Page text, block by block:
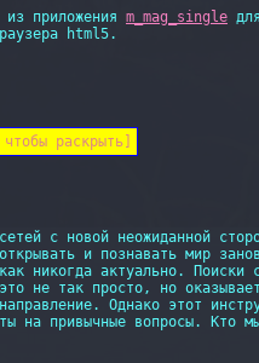
приложения m_mag_single
html5.
раскрыть]
с новой неожиданной
открывать и познавать мир
никогда актуально.
не так просто, но
Однако этот
на привычные вопросы. Кто